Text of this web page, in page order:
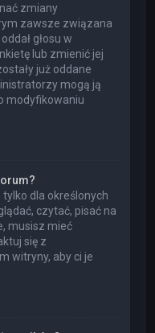
zmiany
zawsze związana
głosu w
lub zmienić jej
już oddane
mogą ją
modyfikowaniu
dla określonych
czytać, pisać na
musisz mieć
się z
witryny, aby ci je